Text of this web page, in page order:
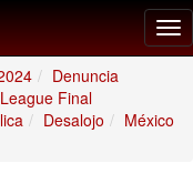
Denuncia
Final
Desalojo
México